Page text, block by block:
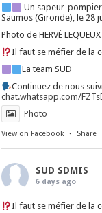
Un sapeur-
Saumos (Gironde), le 28
Photo de HERVÉ
Il faut se méfier de la
La team SUD
Continuez de nous
chat.whatsapp.com/
Photo
View on Facebook · Share
SUD SDMIS
6 days ago
Il faut se méfier de la